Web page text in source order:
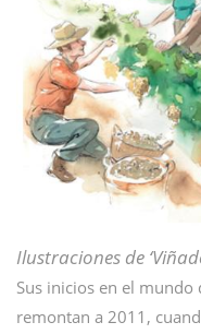
Ilustraciones de
Sus inicios en el
remontan a 2011,